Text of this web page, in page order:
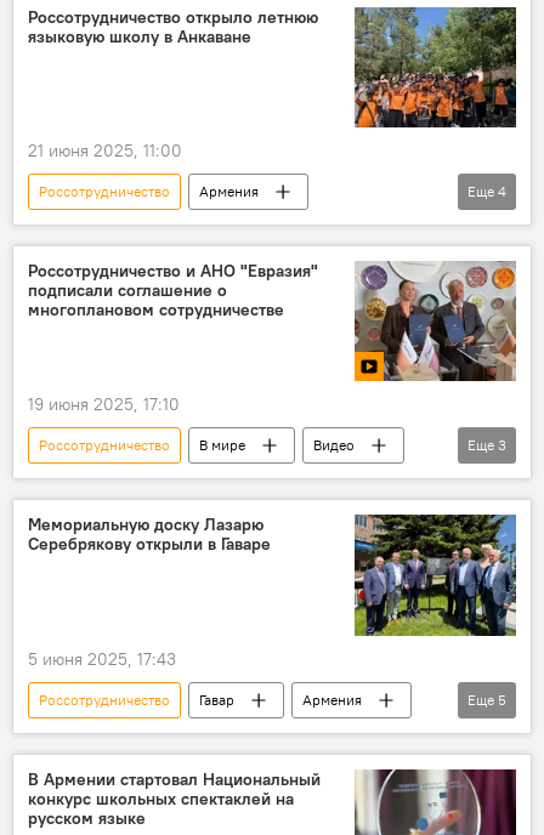
Общество
ЮКЖД
меморандум
сотрудничество
Россотрудничество открыло летнюю
языковую школу в Анкаване
21 июня 2025, 11:00
Россотрудничество
Армения
Новости Армения
Политика
школа
Анкаван
Еще 4
Россотрудничество и АНО "Евразия"
подписали соглашение о
многоплановом сотрудничестве
19 июня 2025, 17:10
Россотрудничество В мире
Видео
Россия
Санкт-Петербург Евразия
Еще 3
Мемориальную доску Лазарю
Серебрякову открыли в Гаваре
5 июня 2025, 17:43
Россотрудничество Гавар
Армения
Новости Армения
Гегаркуникская область
армяно-российские отношения
Общество
Новороссийск
Еще 5
В Армении стартовал Национальный
конкурс школьных спектаклей на
русском языке